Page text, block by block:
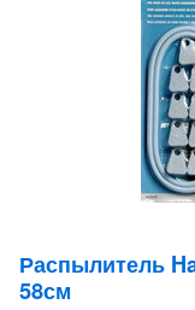
Распылитель
58см